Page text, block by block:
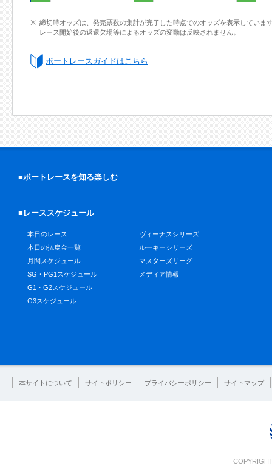
締切時オッズは、発売票数の集計が完了した時点でのオッズを表示していま
レース開始後の返還欠場等によるオッズの変動は反映されません。
ボートレースガイドはこちら
■ボートレースを知る楽しむ
■レーススケジュール
本日のレース
本日の払戻金一覧
月間スケジュール
SG・PG1スケジュール
G1・G2スケジュール
G3スケジュール
ヴィーナスシリーズ
ルーキーシリーズ
マスターズリーグ
メディア情報
本サイトについて サイトポリシー プライバシーポリシー サイトマップ